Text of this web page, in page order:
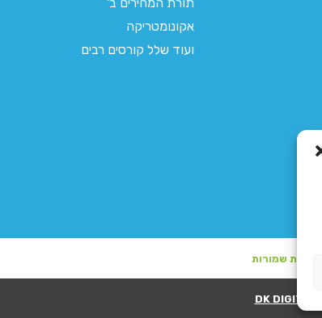
אקונומטריקה
ועוד שלל קורסים רבים